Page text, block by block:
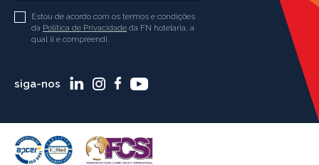
Estou de acordo com os termos e condições
da Política de Privacidade da FN hotelaria, a
qual li e compreendi.
siga-nos